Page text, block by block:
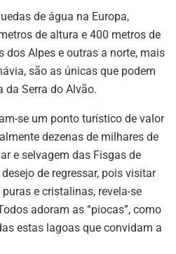
de água na Europa,
de altura e 400 metros de
dos Alpes e outras a norte, mais
são as únicas que podem
da Serra do Alvão.
se um ponto turístico de valor
dezenas de milhares de
e selvagem das Fisgas de
de regressar, pois visitar
e cristalinas, revela-se
adoram as “piocas”, como
estas lagoas que convidam a